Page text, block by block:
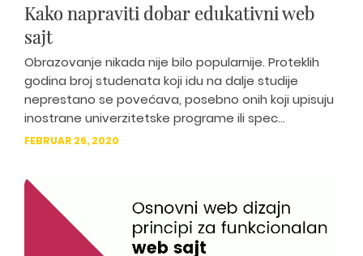
Kako napraviti dobar edukativni web
sajt
Obrazovanje nikada nije bilo popularnije. Proteklih
godina broj studenata koji idu na dalje studije
neprestano se povećava, posebno onih koji upisuju
inostrane univerzitetske programe ili spec...
FEBRUAR 26, 2020